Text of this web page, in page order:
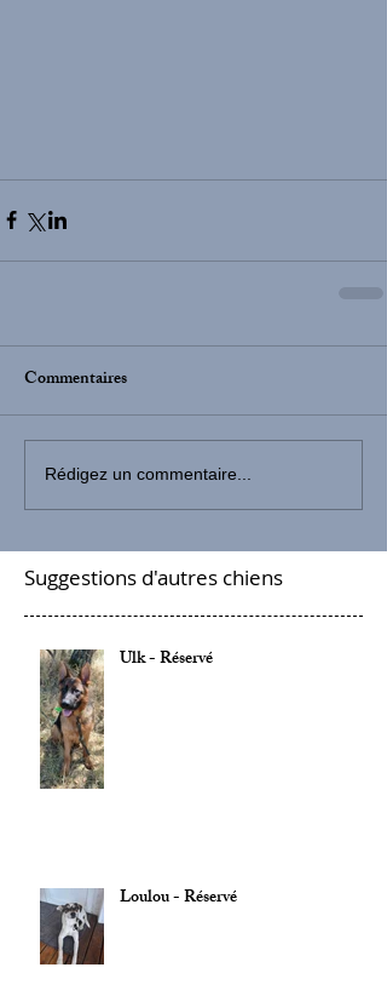
Commentaires
Rédigez un commentaire...
Suggestions d'autres chiens
Ulk - Réservé
Loulou - Réservé